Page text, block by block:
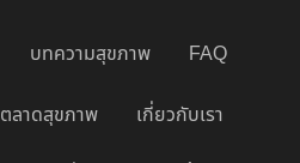
บทความสุขภาพ FAQ
ตลาดสุขภาพ เกี่ยวกับเรา